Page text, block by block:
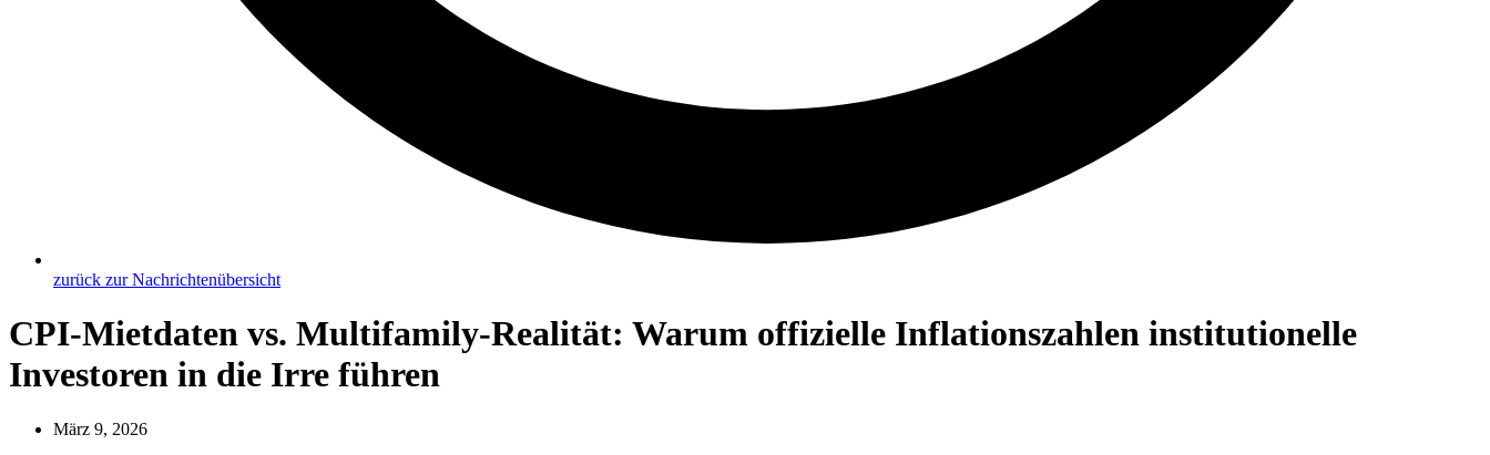
zurück zur Nachrichtenübersicht
CPI-Mietdaten vs. Multifamily-Realität: Warum offizielle Inflationszahlen institutionelle
Investoren in die Irre führen
März 9, 2026